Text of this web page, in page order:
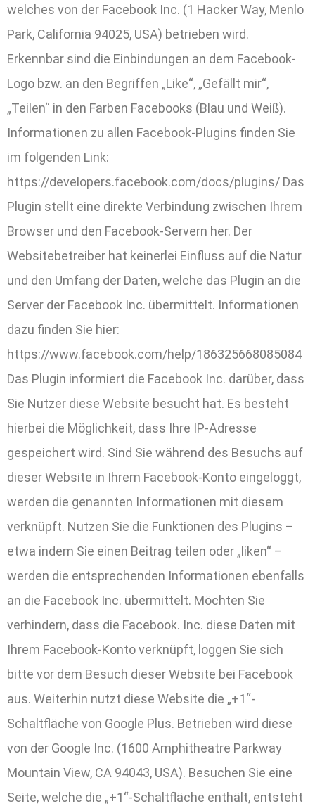
welches von der Facebook Inc. (1 Hacker Way, Menlo
Park, California 94025, USA) betrieben wird.
Erkennbar sind die Einbindungen an dem Facebook-
Logo bzw. an den Begriffen „Like“, „Gefällt mir“,
„Teilen“ in den Farben Facebooks (Blau und Weiß).
Informationen zu allen Facebook-Plugins finden Sie
im folgenden Link:
https://developers.facebook.com/docs/plugins/ Das
Plugin stellt eine direkte Verbindung zwischen Ihrem
Browser und den Facebook-Servern her. Der
Websitebetreiber hat keinerlei Einfluss auf die Natur
und den Umfang der Daten, welche das Plugin an die
Server der Facebook Inc. übermittelt. Informationen
dazu finden Sie hier:
https://www.facebook.com/help/186325668085084
Das Plugin informiert die Facebook Inc. darüber, dass
Sie Nutzer diese Website besucht hat. Es besteht
hierbei die Möglichkeit, dass Ihre IP-Adresse
gespeichert wird. Sind Sie während des Besuchs auf
dieser Website in Ihrem Facebook-Konto eingeloggt,
werden die genannten Informationen mit diesem
verknüpft. Nutzen Sie die Funktionen des Plugins –
etwa indem Sie einen Beitrag teilen oder „liken“ –
werden die entsprechenden Informationen ebenfalls
an die Facebook Inc. übermittelt. Möchten Sie
verhindern, dass die Facebook. Inc. diese Daten mit
Ihrem Facebook-Konto verknüpft, loggen Sie sich
bitte vor dem Besuch dieser Website bei Facebook
aus. Weiterhin nutzt diese Website die „+1“-
Schaltfläche von Google Plus. Betrieben wird diese
von der Google Inc. (1600 Amphitheatre Parkway
Mountain View, CA 94043, USA). Besuchen Sie eine
Seite, welche die „+1“-Schaltfläche enthält, entsteht